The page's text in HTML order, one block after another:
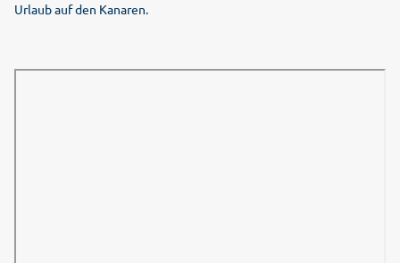
Urlaub auf den Kanaren.